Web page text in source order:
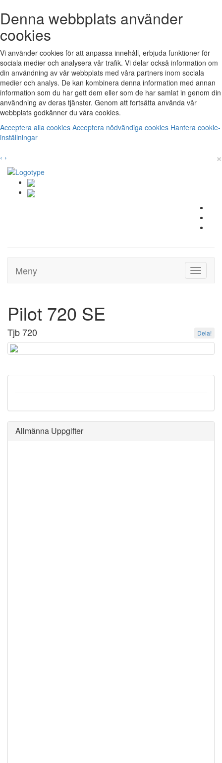
Denna webbplats använder
cookies
Vi använder cookies för att anpassa innehåll, erbjuda funktioner för
sociala medier och analysera vår trafik. Vi delar också information om
din användning av vår webbplats med våra partners inom sociala
medier och analys. De kan kombinera denna information med annan
information som du har gett dem eller som de har samlat in genom din
användning av deras tjänster. Genom att fortsätta använda vår
webbplats godkänner du våra cookies.
Acceptera alla cookies Acceptera nödvändiga cookies Hantera cookie-
inställningar
‹ › ×
Toggle
Meny
Pilot 720 SE
Tjb 720 Dela!
Allmänna Uppgifter